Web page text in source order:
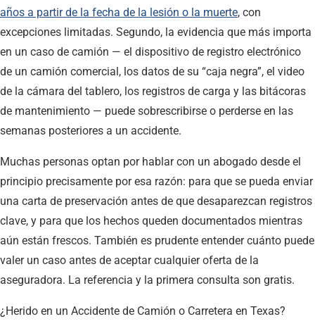
años a partir de la fecha de la lesión o la muerte, con
excepciones limitadas. Segundo, la evidencia que más importa
en un caso de camión — el dispositivo de registro electrónico
de un camión comercial, los datos de su “caja negra”, el video
de la cámara del tablero, los registros de carga y las bitácoras
de mantenimiento — puede sobrescribirse o perderse en las
semanas posteriores a un accidente.
Muchas personas optan por hablar con un abogado desde el
principio precisamente por esa razón: para que se pueda enviar
una carta de preservación antes de que desaparezcan registros
clave, y para que los hechos queden documentados mientras
aún están frescos. También es prudente entender cuánto puede
valer un caso antes de aceptar cualquier oferta de la
aseguradora. La referencia y la primera consulta son gratis.
¿Herido en un Accidente de Camión o Carretera en Texas?